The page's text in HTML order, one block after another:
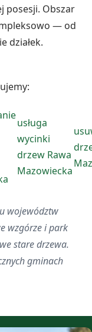
posesji. Obszar
— od
działek.
usługa
wycinki
drzew Rawa
Mazowiecka
województw
wzgórze i park
stare drzewa.
gminach